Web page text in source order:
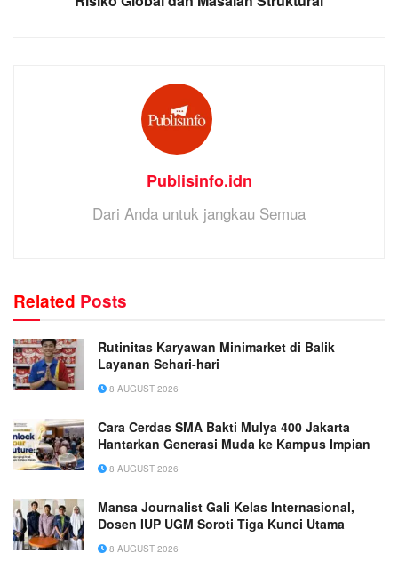
Publisinfo.idn
Dari Anda untuk jangkau Semua
Related Posts
Rutinitas Karyawan Minimarket di Balik
Layanan Sehari-hari
8 AUGUST 2026
Cara Cerdas SMA Bakti Mulya 400 Jakarta
Hantarkan Generasi Muda ke Kampus Impian
8 AUGUST 2026
Mansa Journalist Gali Kelas Internasional,
Dosen IUP UGM Soroti Tiga Kunci Utama
8 AUGUST 2026